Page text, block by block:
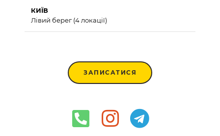
КИЇВ
Лівий берег (4 локації)
ЗАПИСАТИСЯ